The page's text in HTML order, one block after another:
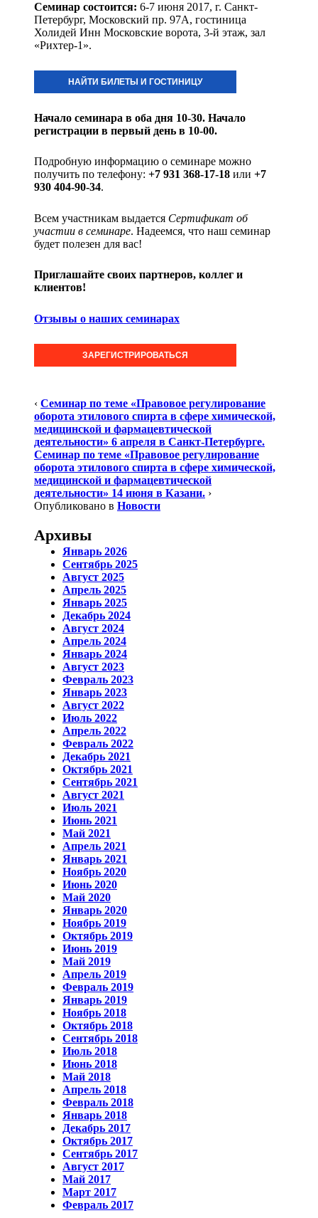
Семинар состоится: 6-7 июня 2017, г. Санкт-
Петербург, Московский пр. 97А, гостиница
Холидей Инн Московские ворота, 3-й этаж, зал
«Рихтер-1».
НАЙТИ БИЛЕТЫ И ГОСТИНИЦУ
Начало семинара в оба дня 10-30. Начало
регистрации в первый день в 10-00.
Подробную информацию о семинаре можно
получить по телефону: +7 931 368-17-18 или +7
930 404-90-34.
Всем участникам выдается Сертификат об
участии в семинаре. Надеемся, что наш семинар
будет полезен для вас!
Приглашайте своих партнеров, коллег и
клиентов!
Отзывы о наших семинарах
ЗАРЕГИСТРИРОВАТЬСЯ
‹ Семинар по теме «Правовое регулирование
оборота этилового спирта в сфере химической,
медицинской и фармацевтической
деятельности» 6 апреля в Санкт-Петербурге.
Семинар по теме «Правовое регулирование
оборота этилового спирта в сфере химической,
медицинской и фармацевтической
деятельности» 14 июня в Казани. ›
Опубликовано в Новости
Архивы
Январь 2026
Сентябрь 2025
Август 2025
Апрель 2025
Январь 2025
Декабрь 2024
Август 2024
Апрель 2024
Январь 2024
Август 2023
Февраль 2023
Январь 2023
Август 2022
Июль 2022
Апрель 2022
Февраль 2022
Декабрь 2021
Октябрь 2021
Сентябрь 2021
Август 2021
Июль 2021
Июнь 2021
Май 2021
Апрель 2021
Январь 2021
Ноябрь 2020
Июнь 2020
Май 2020
Январь 2020
Ноябрь 2019
Октябрь 2019
Июнь 2019
Май 2019
Апрель 2019
Февраль 2019
Январь 2019
Ноябрь 2018
Октябрь 2018
Сентябрь 2018
Июль 2018
Июнь 2018
Май 2018
Апрель 2018
Февраль 2018
Январь 2018
Декабрь 2017
Октябрь 2017
Сентябрь 2017
Август 2017
Май 2017
Март 2017
Февраль 2017